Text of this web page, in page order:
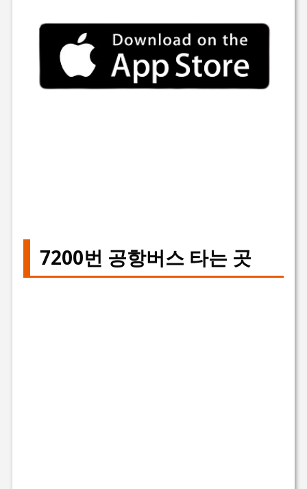
7200번 공항버스 타는 곳